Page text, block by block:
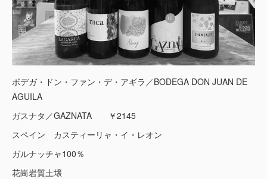
ボデガ・ドン・ファン・デ・アギラ／BODEGA DON JUAN DE
AGUILA
ガスナタ／GAZNATA ￥2145
スペイン カスティーリャ・イ・レオン
ガルナッチャ100％
花崗岩質土壌